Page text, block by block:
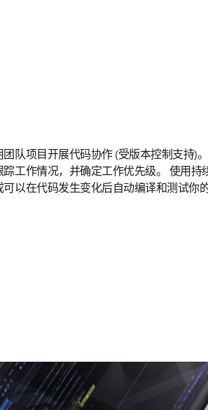
队项目开展代码协作 (受版本控制支持)
工作情况，并确定工作优先级。 使用持
以在代码发生变化后自动编译和测试你